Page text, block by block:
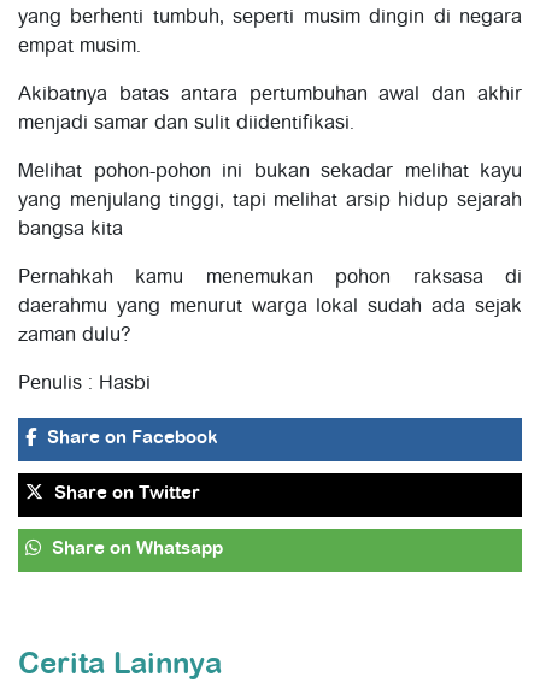
yang berhenti tumbuh, seperti musim dingin di negara
empat musim.
Akibatnya batas antara pertumbuhan awal dan akhir
menjadi samar dan sulit diidentifikasi.
Melihat pohon-pohon ini bukan sekadar melihat kayu
yang menjulang tinggi, tapi melihat arsip hidup sejarah
bangsa kita
Pernahkah kamu menemukan pohon raksasa di
daerahmu yang menurut warga lokal sudah ada sejak
zaman dulu?
Penulis : Hasbi
Share on Facebook
Share on Twitter
Share on Whatsapp
Cerita Lainnya